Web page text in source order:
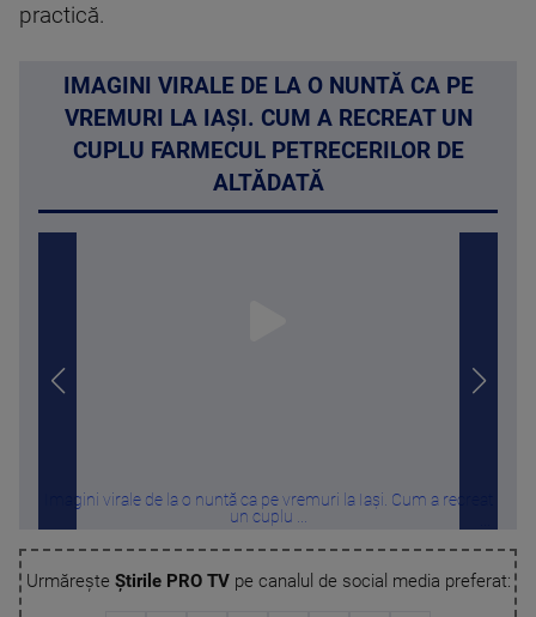
practică.
IMAGINI VIRALE DE LA O NUNTĂ CA PE
VREMURI LA IAȘI. CUM A RECREAT UN
CUPLU FARMECUL PETRECERILOR DE
ALTĂDATĂ
Imagini virale de la o nuntă ca pe vremuri la Iași. Cum a recreat
un cuplu ...
Urmărește Știrile PRO TVpe canalul de social media preferat: